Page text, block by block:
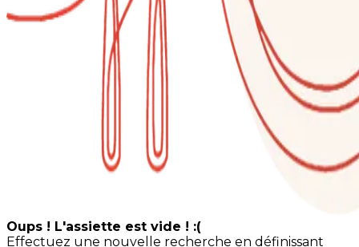
Oups ! L'assiette est vide ! :(
Effectuez une nouvelle recherche en définissant